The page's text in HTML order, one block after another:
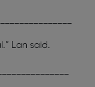
Lan said.